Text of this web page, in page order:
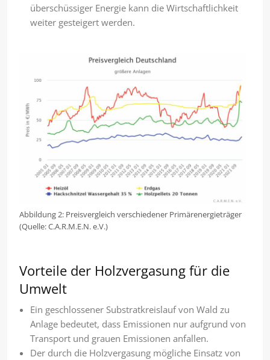
überschüssiger Energie kann die Wirtschaftlichkeit
weiter gesteigert werden.
Abbildung 2: Preisvergleich verschiedener Primärenergieträger
(Quelle: C.A.R.M.E.N. e.V.)
Vorteile der Holzvergasung für die
Umwelt
Ein geschlossener Substratkreislauf von Wald zu
Anlage bedeutet, dass Emissionen nur aufgrund von
Transport und grauen Emissionen anfallen.
Der durch die Holzvergasung mögliche Einsatz von